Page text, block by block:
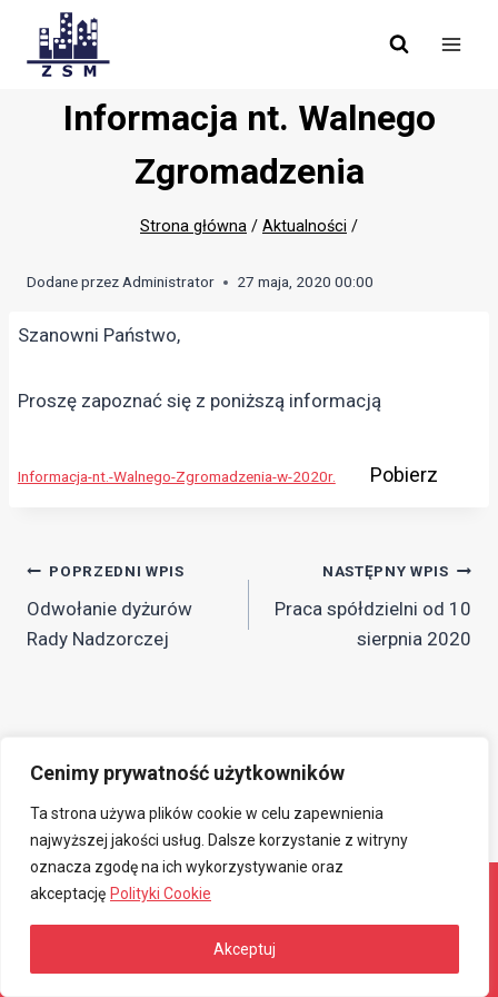
Cenimy prywatność użytkowników
Ta strona używa plików cookie w celu zapewnienia
najwyższej jakości usług. Dalsze korzystanie z witryny
oznacza zgodę na ich wykorzystywanie oraz
akceptację Polityki Cookie
Akceptuj
content
Informacja nt. Walnego
Zgromadzenia
Strona główna / Aktualności /
Dodane przezAdministrator 27 maja, 2020 00:00
Szanowni Państwo,
Proszę zapoznać się z poniższą informacją
Informacja-nt.-Walnego-Zgromadzenia-w-2020r. Pobierz
Nawigacja
wpisu
POPRZEDNI WPIS
Odwołanie dyżurów
Rady Nadzorczej
NASTĘPNY WPIS
Praca spółdzielni od 10
sierpnia 2020
© 2026 Związkowa Spółdzielnia Mieszkaniowa